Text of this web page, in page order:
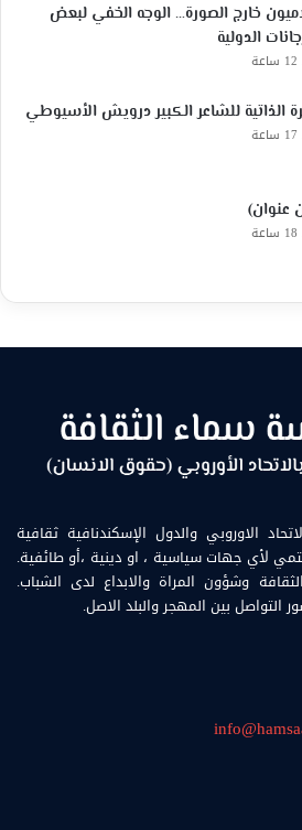
خارج الصورة… الوجه الخفي لبعض
الدولية
الذاتية للشاعر الكبير درويش الأسيوطي
عنوان)
الاوروبي والدول الإسكندنافية ثقافية
لأي جهات سياسية ، او دينية ،أو طائفية.
وشؤون المراة والابداع لدى الشباب.
بين المهجر والبلد الاصل.